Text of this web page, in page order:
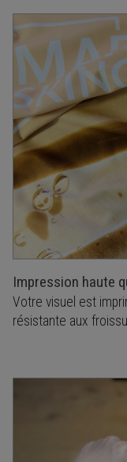
Impression haute
Votre visuel est
résistante aux